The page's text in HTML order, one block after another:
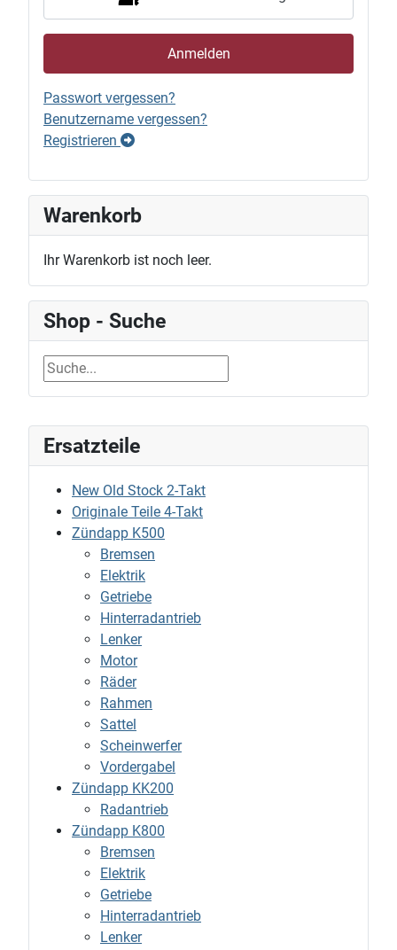
Ersatzteile
New Old Stock 2-Takt
Originale Teile 4-Takt
Zündapp K500
Bremsen
Elektrik
Getriebe
Hinterradantrieb
Lenker
Motor
Räder
Rahmen
Sattel
Scheinwerfer
Vordergabel
Zündapp KK200
Radantrieb
Zündapp K800
Bremsen
Elektrik
Getriebe
Hinterradantrieb
Lenker
Anmelden
Passwort vergessen?
Benutzername vergessen?
Registrieren
Warenkorb
Ihr Warenkorb ist noch leer.
Shop - Suche